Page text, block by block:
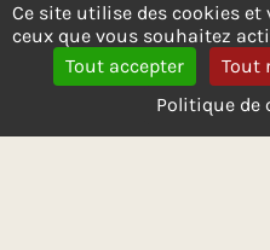
L'ABUS D'ALCOOL EST
À CONSOMMER
Ce site utilise des cookies
ceux que vous souhaitez
Tout accepter
Tout
Politique